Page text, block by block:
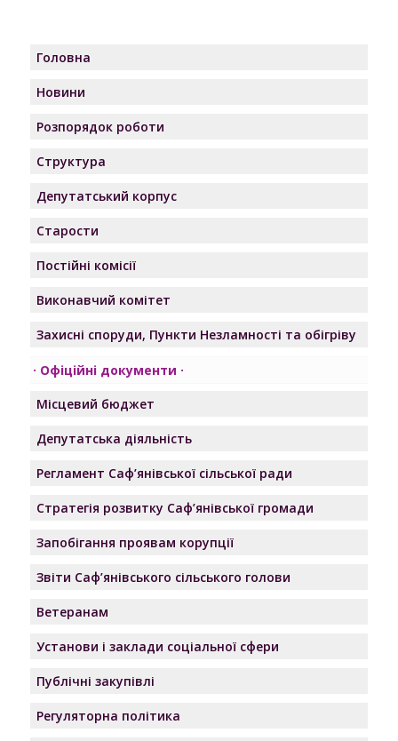
Головна
Новини
Розпорядок роботи
Структура
Депутатський корпус
Старости
Постійні комісії
Виконавчий комітет
Захисні споруди, Пункти Незламності та обігріву
Офіційні документи
Місцевий бюджет
Депутатська діяльність
Регламент Саф’янівської сільської ради
Стратегія розвитку Саф’янівської громади
Запобігання проявам корупції
Звіти Саф’янівського сільського голови
Ветеранам
Установи і заклади соціальної сфери
Публічні закупівлі
Регуляторна політика